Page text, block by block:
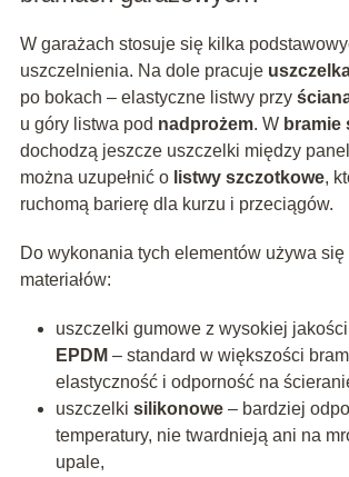
W garażach stosuje się kilka
uszczelnienia. Na dole pracuje
po bokach – elastyczne listwy przy
u góry listwa pod nadprożem. W bramie
dochodzą jeszcze uszczelki między
można uzupełnić o listwy szczotkowe,
ruchomą barierę dla kurzu i przeciągów.
Do wykonania tych elementów używa
materiałów:
uszczelki gumowe z wysokiej jakości
EPDM – standard w większości
elastyczność i odporność na
uszczelki silikonowe– bardziej
temperatury, nie twardnieją ani na
upale,